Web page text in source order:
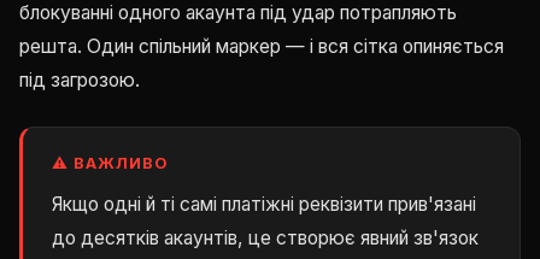
блокуванні одного акаунта під удар потрапляють
решта. Один спільний маркер — і вся сітка опиняється
під загрозою.
⚠️ ВАЖЛИВО
Якщо одні й ті самі платіжні реквізити прив'язані
до десятків акаунтів, це створює явний зв'язок